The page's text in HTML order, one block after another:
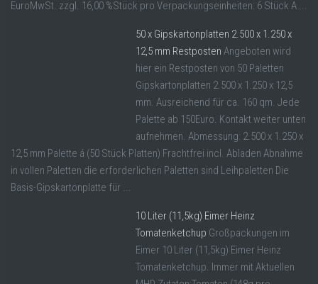
EuroMwSt. zzgl. 16,00 %Stück pro Verpackungseinheiten: 6 Stück A ...
50 x Gipskartonplatten 2.500 x 1.250 x
12,5 mm Restposten Angeboten wird
hier ein Restposten von 50 Paletten
Gipskartonplatten 2.500 x 1.250 x 12,5
mm. Ausreichend für ca. 160 qm. Jede
Palette ab 150Euro. Kontakt weiter unten
aufnehmen. Abmessung: 2.500 x 1.250 x
12,5 mm Palette á (50 Stück Platten) Frachtfrei incl. Abladen Abnahme
in vollen Paletten die erforderlichen Paletten sind Leihpaletten Die
Basis-Gipskartonplatte für ...
10 Liter (11,5kg) Eimer Heinz
Tomatenketchup Großpackungen im
Eimer 10 Liter (11,5kg) Eimer Heinz
Tomatenketchup. Immer mit Aktuellen